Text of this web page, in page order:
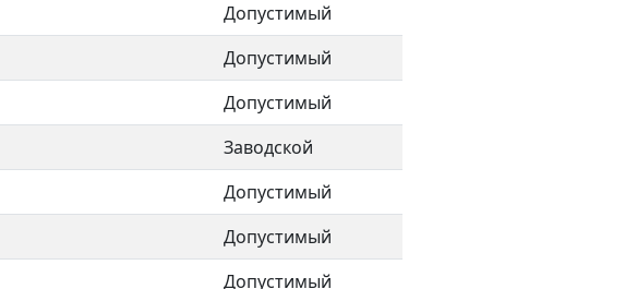
Допустимый
Допустимый
Допустимый
Заводской
Допустимый
Допустимый
Допустимый